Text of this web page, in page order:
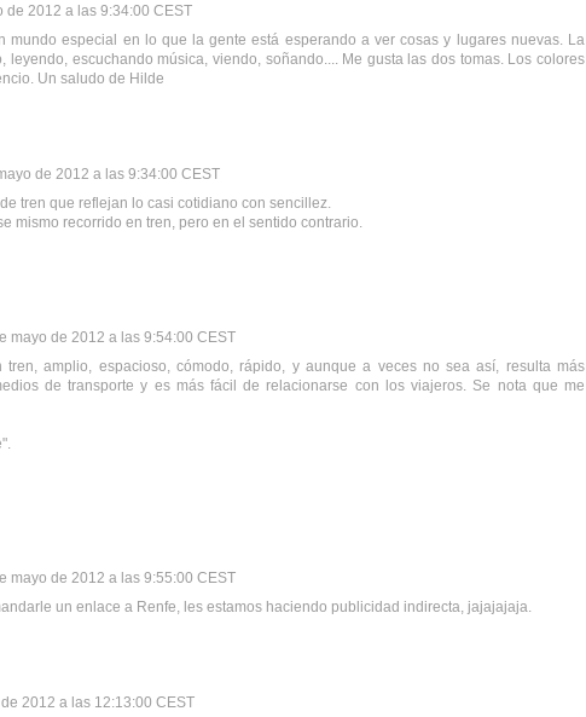
de 2012 a las 9:34:00 CEST
mundo especial en lo que la gente está esperando a ver cosas y lugares nuevas. La
leyendo, escuchando música, viendo, soñando.... Me gusta las dos tomas. Los colores
Un saludo de Hilde
de 2012 a las 9:34:00 CEST
tren que reflejan lo casi cotidiano con sencillez.
mismo recorrido en tren, pero en el sentido contrario.
mayo de 2012 a las 9:54:00 CEST
tren, amplio, espacioso, cómodo, rápido, y aunque a veces no sea así, resulta más
de transporte y es más fácil de relacionarse con los viajeros. Se nota que me
mayo de 2012 a las 9:55:00 CEST
un enlace a Renfe, les estamos haciendo publicidad indirecta, jajajajaja.
2012 a las 12:13:00 CEST